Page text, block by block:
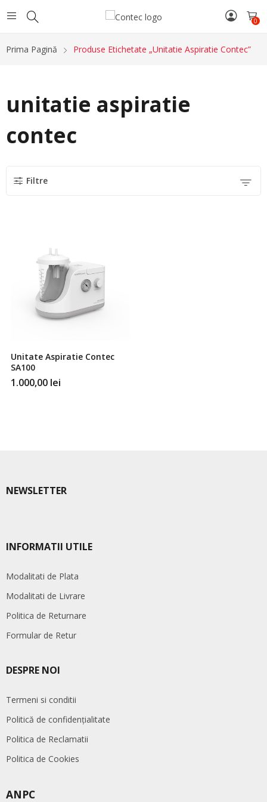
0
Prima Pagină Produse Etichetate „unitatie Aspiratie Contec”
unitatie aspiratie
contec
Filtre
Unitate Aspiratie Contec
SA100
1.000,00 lei
NEWSLETTER
INFORMATII UTILE
Modalitati de Plata
Modalitati de Livrare
Politica de Returnare
Formular de Retur
DESPRE NOI
Termeni si conditii
Politică de confidențialitate
Politica de Reclamatii
Politica de Cookies
ANPC